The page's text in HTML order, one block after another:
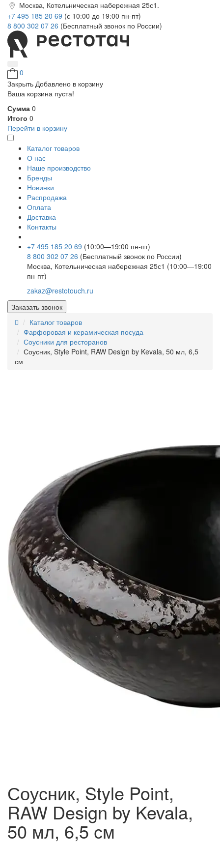
Москва, Котельническая набережная 25с1.
+7 495 185 20 69 (с 10:00 до 19:00 пн-пт)
8 800 302 07 26 (Бесплатный звонок по России)
0
Закрыть Добавлено в корзину
Ваша корзина пуста!
Сумма 0
Итого 0
Перейти в корзину
Каталог товаров
О нас
Наше производство
Бренды
Новинки
Распродажа
Оплата
Доставка
Контакты
+7 495 185 20 69 (10:00—19:00 пн-пт)
8 800 302 07 26 (Бесплатный звонок по России)
Москва, Котельническая набережная 25с1 (10:00—19:00
пн-пт)
zakaz@restotouch.ru
Заказать звонок
Каталог товаров
Фарфоровая и керамическая посуда
Соусники для ресторанов
Соусник, Style Point, RAW Design by Kevala, 50 мл, 6,5
см
Соусник, Style Point,
RAW Design by Kevala,
50 мл, 6,5 см